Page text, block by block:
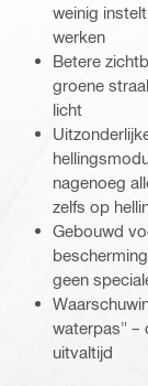
weinig
werken
Betere
groene
licht
nagenoeg
zelfs op
Gebouwd
geen
waterpas" –
uitvaltijd